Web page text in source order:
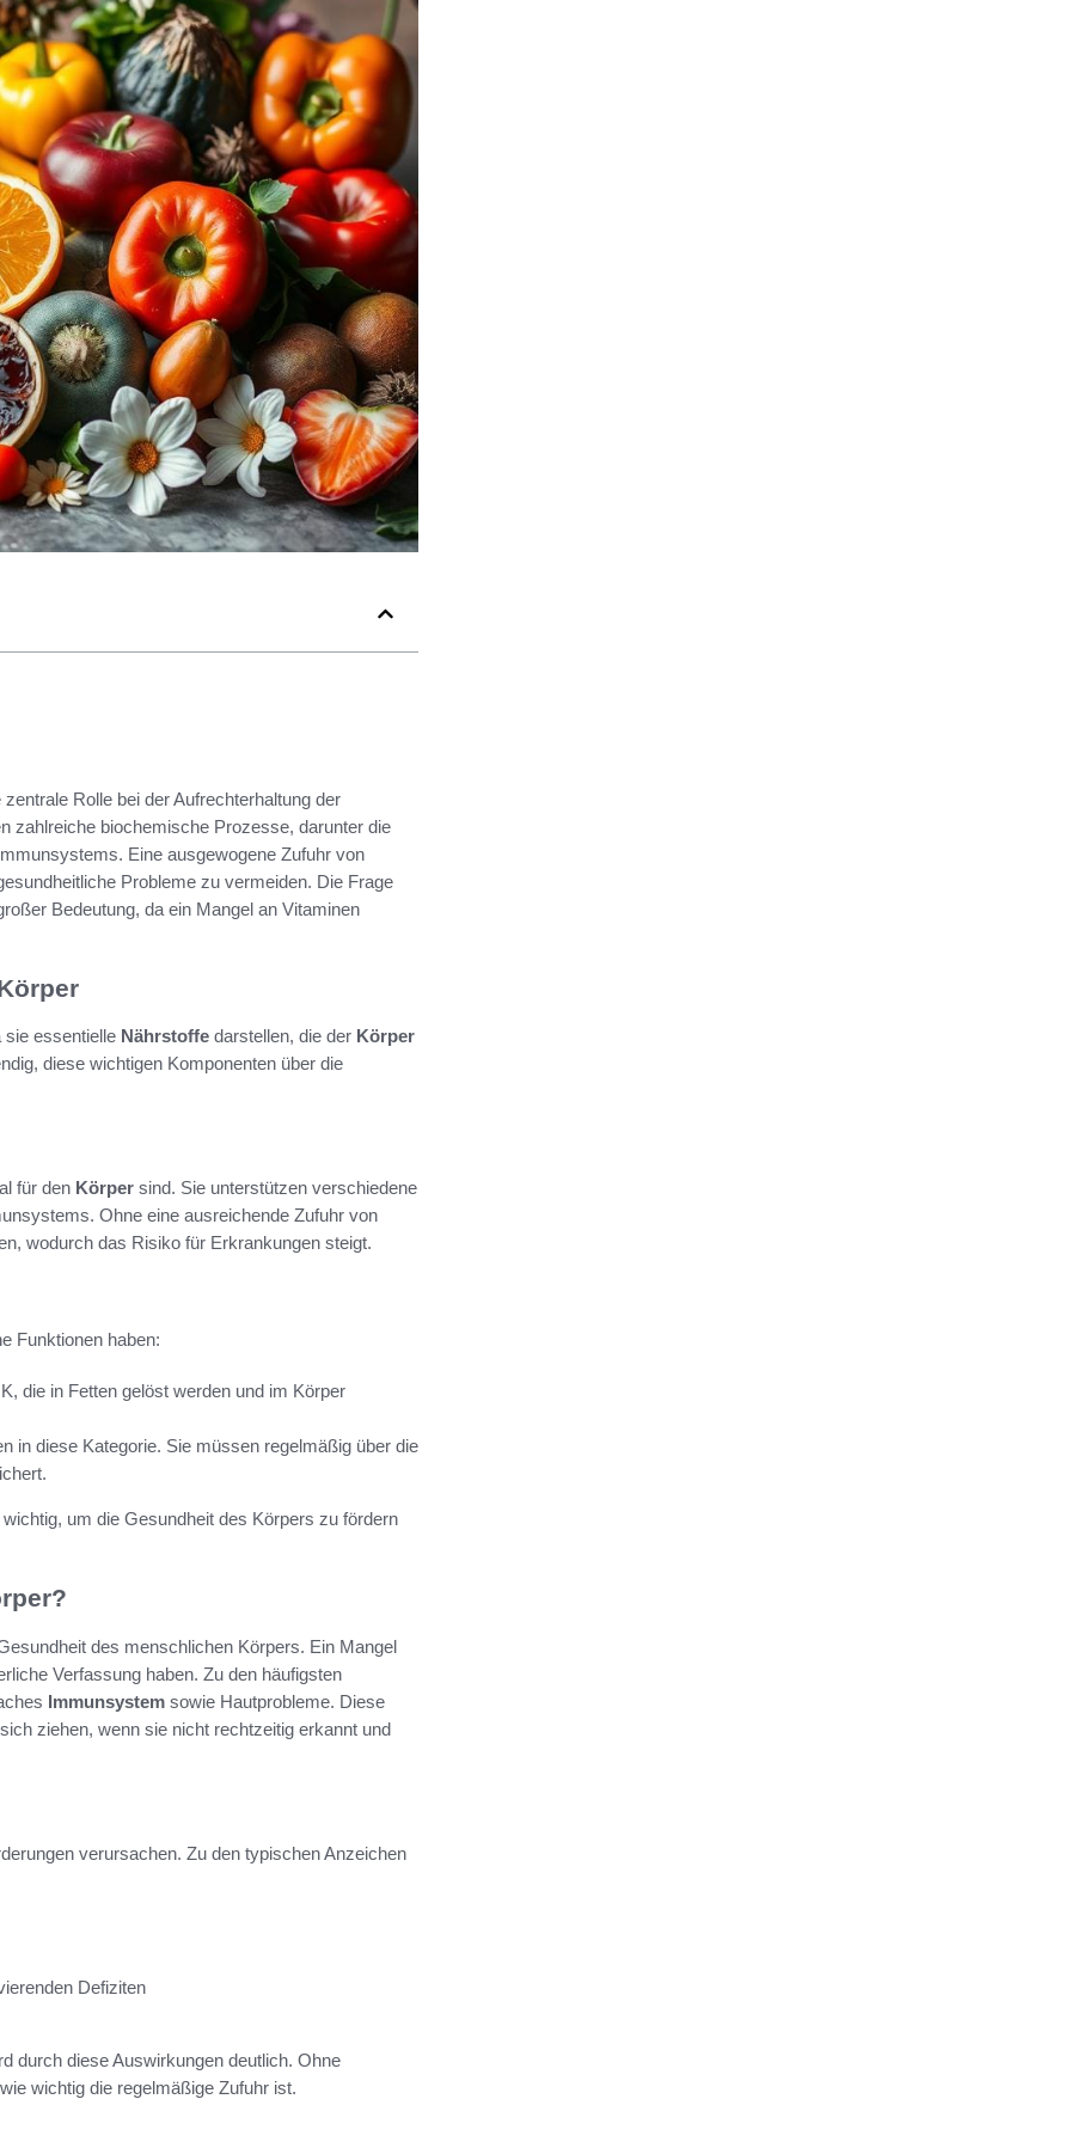
zentrale Rolle bei der Aufrechterhaltung der
zahlreiche biochemische Prozesse, darunter die
Eine ausgewogene Zufuhr von
Probleme zu vermeiden. Die Frage
Bedeutung, da ein Mangel an Vitaminen
sie essentielle Nährstoffe darstellen, die der Körper
diese wichtigen Komponenten über die
für den Körper sind. Sie unterstützen verschiedene
Ohne eine ausreichende Zufuhr von
wodurch das Risiko für Erkrankungen steigt.
Funktionen haben:
die in Fetten gelöst werden und im Körper
in diese Kategorie. Sie müssen regelmäßig über die
um die Gesundheit des Körpers zu fördern
des menschlichen Körpers. Ein Mangel
Verfassung haben. Zu den häufigsten
Immunsystem sowie Hautprobleme. Diese
ziehen, wenn sie nicht rechtzeitig erkannt und
verursachen. Zu den typischen Anzeichen
Defiziten
durch diese Auswirkungen deutlich. Ohne
wichtig die regelmäßige Zufuhr ist.